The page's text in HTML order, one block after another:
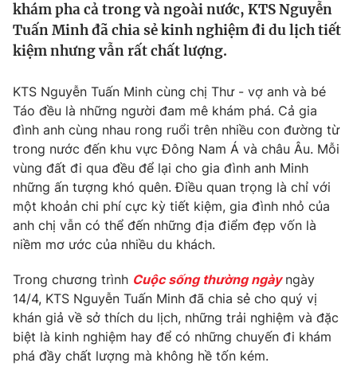
Thế giới
Tin tức
Thế giới đó đây
Câu chuyện quốc tế
Tài chính
Thị trường
Góc doanh nghiệp
Dữ liệu và đời sống
Truyền hình
Phim VTV
Hậu trường
Khán giả
Giải sao mai
Giải trí
Điện ảnh
Âm nhạc
Sao
Đời sống
Du lịch
Làm đẹp
Chất lượng cuộc sống
Giáo dục
Tuyển sinh
Học trực tuyến
Công nghệ
khám pha cả trong và ngoài nước, KTS Nguyễn
Tuấn Minh đã chia sẻ kinh nghiệm đi du lịch tiết
kiệm nhưng vẫn rất chất lượng.
KTS Nguyễn Tuấn Minh cùng chị Thư - vợ anh và bé
Táo đều là những người đam mê khám phá. Cả gia
đình anh cùng nhau rong ruổi trên nhiều con đường từ
trong nước đến khu vực Đông Nam Á và châu Âu. Mỗi
vùng đất đi qua đều để lại cho gia đình anh Minh
những ấn tượng khó quên. Điều quan trọng là chỉ với
một khoản chi phí cực kỳ tiết kiệm, gia đình nhỏ của
anh chị vẫn có thể đến những địa điểm đẹp vốn là
niềm mơ ước của nhiều du khách.
Trong chương trình Cuộc sống thường ngàyngày
14/4, KTS Nguyễn Tuấn Minh đã chia sẻ cho quý vị
khán giả về sở thích du lịch, những trải nghiệm và đặc
biệt là kinh nghiệm hay để có những chuyến đi khám
phá đầy chất lượng mà không hề tốn kém.